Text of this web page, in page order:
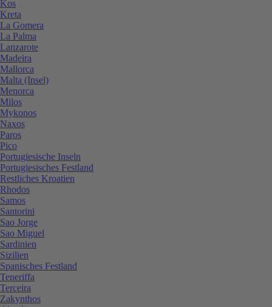
Kos
Kreta
La Gomera
La Palma
Lanzarote
Madeira
Mallorca
Malta (Insel)
Menorca
Milos
Mykonos
Naxos
Paros
Pico
Portugiesische Inseln
Portugiesisches Festland
Restliches Kroatien
Rhodos
Samos
Santorini
Sao Jorge
Sao Miguel
Sardinien
Sizilien
Spanisches Festland
Teneriffa
Terceira
Zakynthos